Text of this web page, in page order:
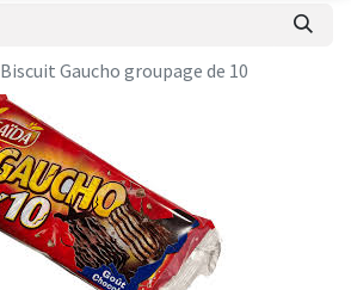
Biscuit Gaucho groupage de 10